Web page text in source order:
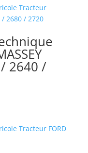
/ 2640 /